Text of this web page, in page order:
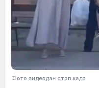
Фото видеодан стоп кадр